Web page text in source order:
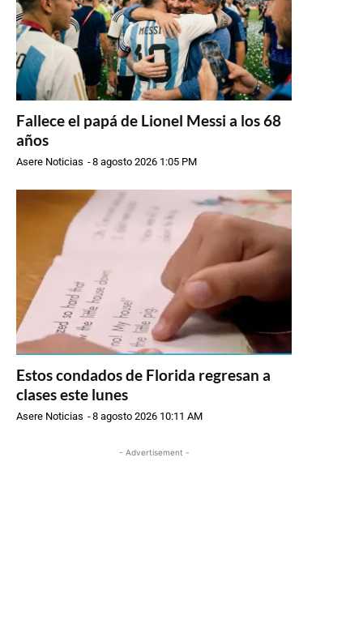
Fallece el papá de Lionel Messi a los 68
años
Asere Noticias -8 agosto 2026 1:05 PM
Estos condados de Florida regresan a
clases este lunes
Asere Noticias -8 agosto 2026 10:11 AM
- Advertisement -